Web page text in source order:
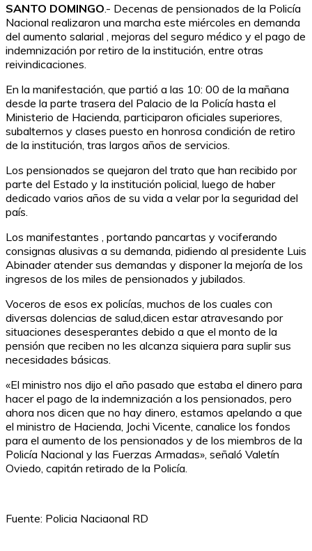
SANTO DOMINGO .- Decenas de pensionados de la Policía
Nacional realizaron una marcha este miércoles en demanda
del aumento salarial , mejoras del seguro médico y el pago de
indemnización por retiro de la institución, entre otras
reivindicaciones.
En la manifestación, que partió a las 10: 00 de la mañana
desde la parte trasera del Palacio de la Policía hasta el
Ministerio de Hacienda, participaron oficiales superiores,
subalternos y clases puesto en honrosa condición de retiro
de la institución, tras largos años de servicios.
Los pensionados se quejaron del trato que han recibido por
parte del Estado y la institución policial, luego de haber
dedicado varios años de su vida a velar por la seguridad del
país.
Los manifestantes , portando pancartas y vociferando
consignas alusivas a su demanda, pidiendo al presidente Luis
Abinader atender sus demandas y disponer la mejoría de los
ingresos de los miles de pensionados y jubilados.
Voceros de esos ex policías, muchos de los cuales con
diversas dolencias de salud,dicen estar atravesando por
situaciones desesperantes debido a que el monto de la
pensión que reciben no les alcanza siquiera para suplir sus
necesidades básicas.
«El ministro nos dijo el año pasado que estaba el dinero para
hacer el pago de la indemnización a los pensionados, pero
ahora nos dicen que no hay dinero, estamos apelando a que
el ministro de Hacienda, Jochi Vicente, canalice los fondos
para el aumento de los pensionados y de los miembros de la
Policía Nacional y las Fuerzas Armadas», señaló Valetín
Oviedo, capitán retirado de la Policía.
Fuente: Policia Naciaonal RD